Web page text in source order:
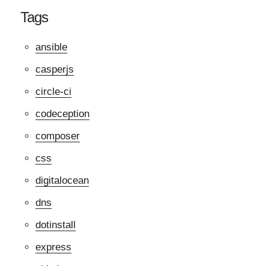
Tags
ansible
casperjs
circle-ci
codeception
composer
css
digitalocean
dns
dotinstall
express